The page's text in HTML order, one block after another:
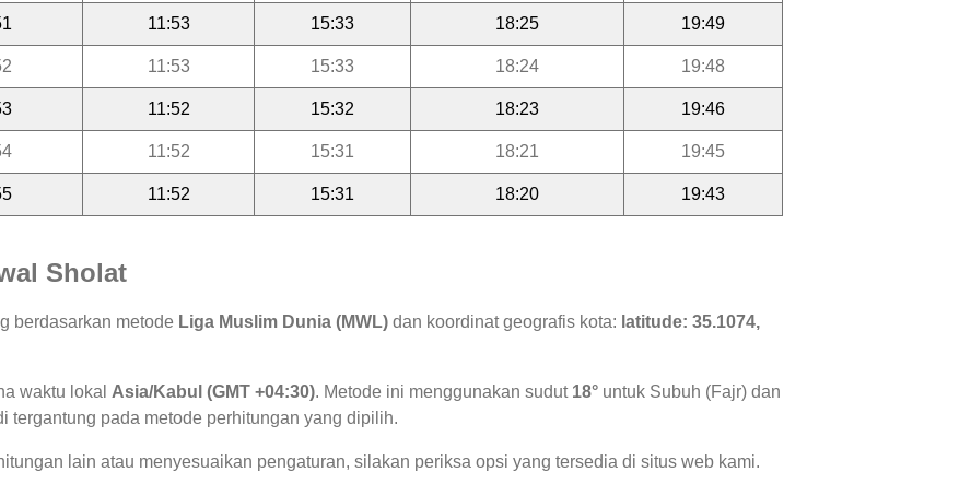
11:53 15:33 18:25 19:49
11:53 15:33 18:24 19:48
11:52 15:32 18:23 19:46
11:52 15:31 18:21 19:45
11:52 15:31 18:20 19:43
Sholat
berdasarkan metode Liga Muslim Dunia (MWL) dan koordinat geografis kota: latitude: 35.1074,
waktu lokal Asia/Kabul (GMT +04:30). Metode ini menggunakan sudut 18° untuk Subuh (Fajr) dan
tergantung pada metode perhitungan yang dipilih.
lain atau menyesuaikan pengaturan, silakan periksa opsi yang tersedia di situs web kami.